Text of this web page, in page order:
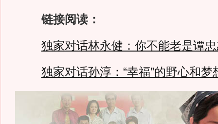
链接阅读：
独家对话林永健：你不能老是谭
独家对话孙淳：“幸福”的野心和梦